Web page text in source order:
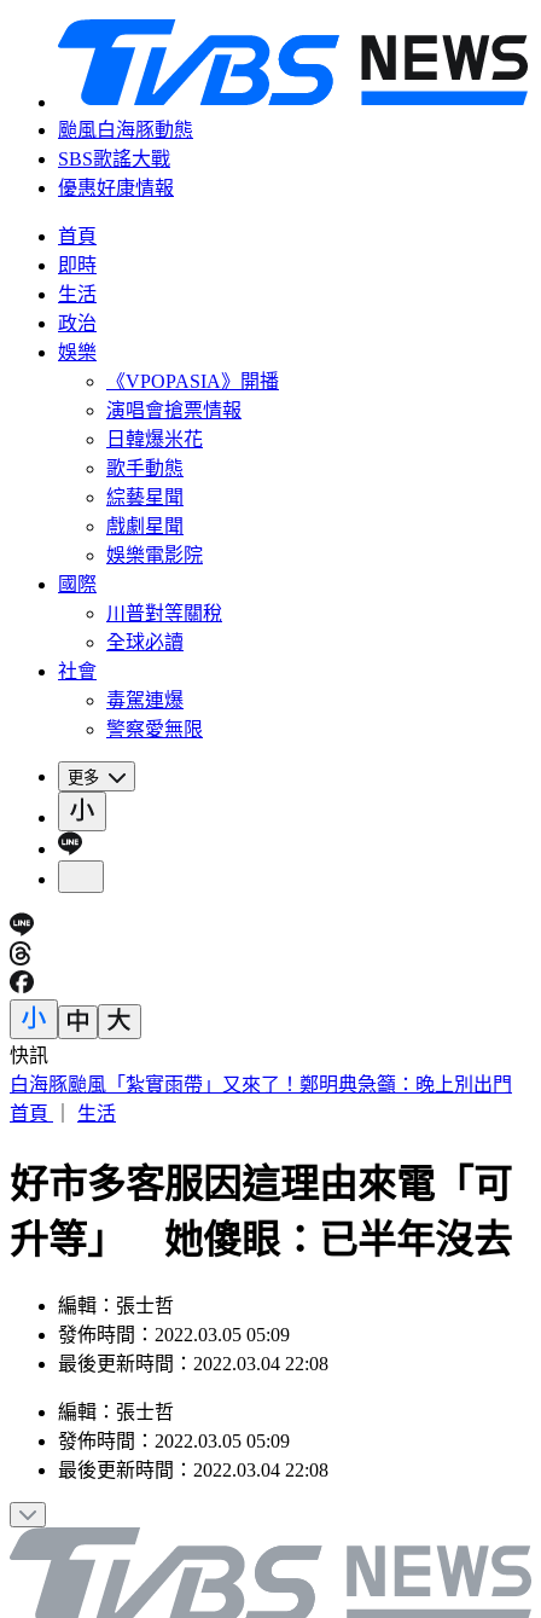
颱風白海豚動態
SBS歌謠大戰
優惠好康情報
首頁
即時
生活
政治
娛樂
《VPOPASIA》開播
演唱會搶票情報
日韓爆米花
歌手動態
綜藝星聞
戲劇星聞
娛樂電影院
國際
川普對等關稅
全球必讀
社會
毒駕連爆
警察愛無限
更多
快訊
別只看台積電！ 外媒點名「2檔AI設備股」快上車
首頁
生活
好市多客服因這理由來電「可
升等」 她傻眼：已半年沒去
編輯：張士哲
發佈時間：2022.03.05 05:09
最後更新時間：2022.03.04 22:08
編輯 ： 張士哲
發佈時間： 2022.03.05 05:09
最後更新時間： 2022.03.04 22:08